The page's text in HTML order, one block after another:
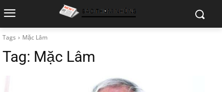
Tags Mặc Lâm
Tag: Mặc Lâm